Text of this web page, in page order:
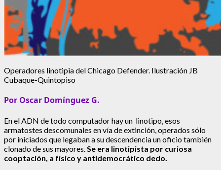
Operadores linotipia del Chicago Defender. Ilustración JB
Cubaque-Quintopiso
Por Oscar Domínguez G.
En el ADN de todo computador hay un linotipo, esos
armatostes descomunales en vía de extinción, operados sólo
por iniciados que legaban a su descendencia un oficio también
clonado de sus mayores.Se era linotipista por curiosa
cooptación, a físico y antidemocrático dedo.